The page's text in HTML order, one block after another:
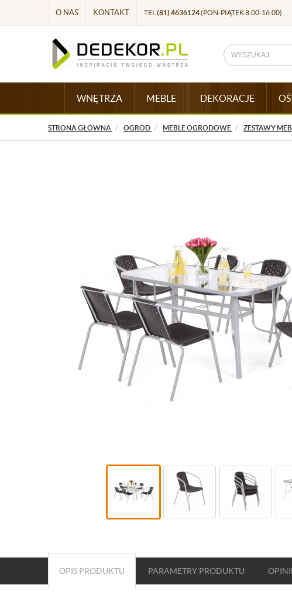
O NAS KONTAKT TEL (81) 4636124(PON-PIĄTEK 8.00-16.00)
WNĘTRZA MEBLE DEKORACJE
STRONA GŁÓWNA OGRÓD MEBLE OGRODOWE ZESTAWY
OPIS PRODUKTU PARAMETRY PRODUKTU